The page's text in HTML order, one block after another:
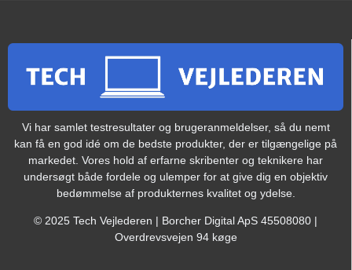
Vi har samlet testresultater og brugeranmeldelser, så du nemt
kan få en god idé om de bedste produkter, der er tilgængelige på
markedet. Vores hold af erfarne skribenter og teknikere har
undersøgt både fordele og ulemper for at give dig en objektiv
bedømmelse af produkternes kvalitet og ydelse.
© 2025 Tech Vejlederen | Borcher Digital ApS 45508080 |
Overdrevsvejen 94 køge